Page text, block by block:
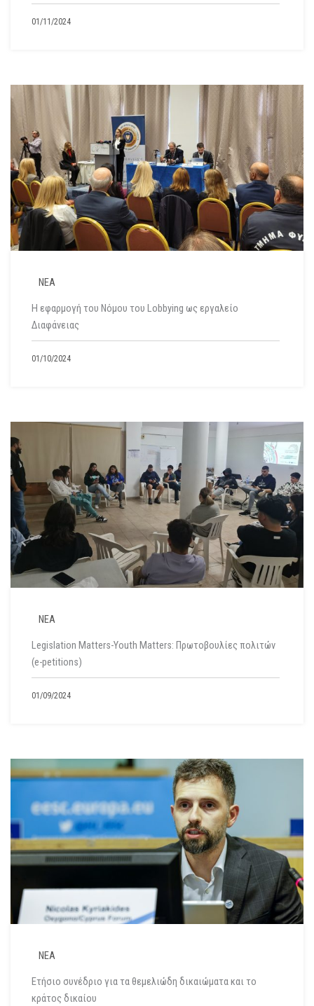
01/11/2024
ΝΕΑ
Η εφαρμογή του Νόμου του Lobbying ως εργαλείο
Διαφάνειας
01/10/2024
ΝΕΑ
Legislation Matters-Youth Matters: Πρωτοβουλίες πολιτών
(e-petitions)
01/09/2024
ΝΕΑ
Ετήσιο συνέδριο για τα θεμελιώδη δικαιώματα και το
κράτος δικαίου